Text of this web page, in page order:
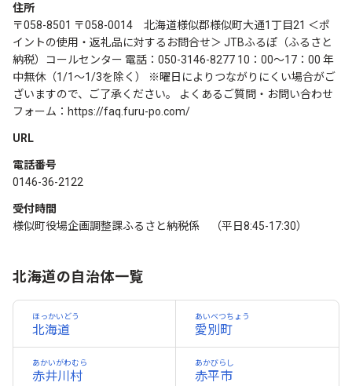
住所
〒058-8501 〒058-0014 北海道様似郡様似町大通1丁目21 ＜ポ
イントの使用・返礼品に対するお問合せ＞ JTBふるぽ（ふるさと
納税）コールセンター 電話：050-3146-8277 10：00～17：00 年
中無休（1/1～1/3を除く） ※曜日によりつながりにくい場合がご
ざいますので、ご了承ください。 よくあるご質問・お問い合わせ
フォーム：https://faq.furu-po.com/
URL
電話番号
0146-36-2122
受付時間
様似町役場企画調整課ふるさと納税係 （平日8:45-17:30）
北海道の自治体一覧
北海道
ほっかいどう
愛別町
あいベつちょう
赤井川村
あかいがわむら
赤平市
あかびらし